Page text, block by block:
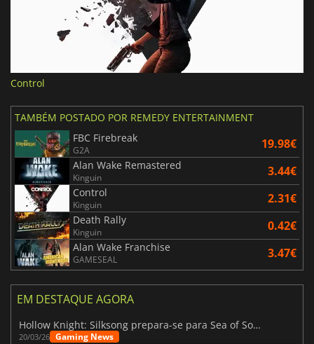
Control
TAMBÉM POSTADO POR REMEDY ENTERTAINMENT
FBC Firebreak
G2A 19.98€
Alan Wake Remastered
Kinguin 3.44€
Control
Kinguin 2.31€
Death Rally
Kinguin 0.42€
Alan Wake Franchise
GAMESEAL 3.47€
EM DESTAQUE AGORA
Hollow Knight: Silksong prepara-se para Sea of Sorrow com um patch
20/03/26 Gaming News